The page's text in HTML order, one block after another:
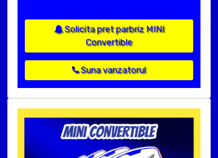
Solicita pret parbriz MINI
Convertible
Suna vanzatorul